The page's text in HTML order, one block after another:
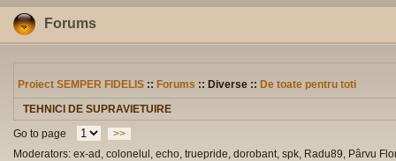
Forums
Proiect SEMPER FIDELIS :: Forums :: Diverse :: De toate pentru toti
TEHNICI DE SUPRAVIETUIRE
Go to page
>>
Moderators: ex-ad, colonelul, echo, truepride, dorobant, spk, Radu89, Pârvu